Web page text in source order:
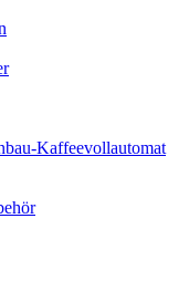
Kaffeevollautomat